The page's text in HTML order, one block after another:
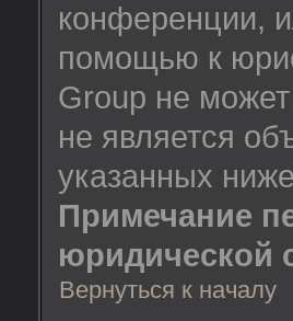
конференции,
помощью к
Group не
не является
указанных
Примечание
юридической
Вернуться к началу